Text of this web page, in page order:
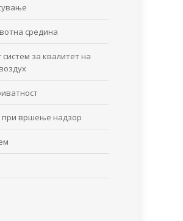
средина
за квалитет на
при вршење надзор